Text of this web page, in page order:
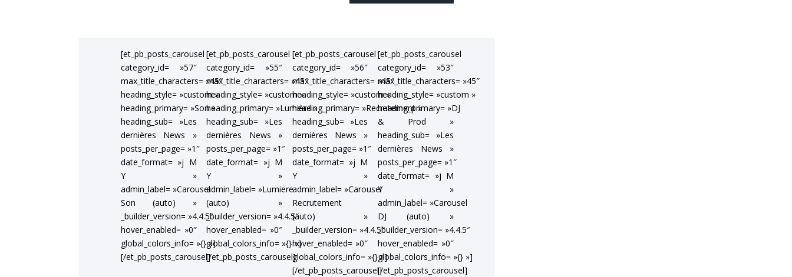
[et_pb_posts_carousel
category_id= »57″
max_title_characters= »45″
heading_style= »custom »
heading_primary= »Son »
heading_sub= »Les
dernières News »
posts_per_page= »1″
date_format= »j M
Y »
admin_label= »Carousel
Son (auto) »
_builder_version= »4.4.5″
hover_enabled= »0″
global_colors_info= »{} »]
[/et_pb_posts_carousel]
[et_pb_posts_carousel
category_id= »55″
max_title_characters= »45″
heading_style= »custom »
heading_primary= »Lumière »
heading_sub= »Les
dernières News »
posts_per_page= »1″
date_format= »j M
Y »
admin_label= »Lumiere
(auto) »
_builder_version= »4.4.5″
hover_enabled= »0″
global_colors_info= »{} »]
[/et_pb_posts_carousel]
[et_pb_posts_carousel
category_id= »56″
max_title_characters= »45″
heading_style= »custom »
heading_primary= »Recrutement »
heading_sub= »Les
dernières News »
posts_per_page= »1″
date_format= »j M
Y »
admin_label= »Carousel
Recrutement
(auto) »
_builder_version= »4.4.5″
hover_enabled= »0″
global_colors_info= »{} »]
[/et_pb_posts_carousel]
[et_pb_posts_carousel
category_id= »53″
max_title_characters= »45″
heading_style= »custom »
heading_primary= »DJ
& Prod »
heading_sub= »Les
dernières News »
posts_per_page= »1″
date_format= »j M
Y »
admin_label= »Carousel
DJ (auto) »
_builder_version= »4.4.5″
hover_enabled= »0″
global_colors_info= »{} »]
[/et_pb_posts_carousel]